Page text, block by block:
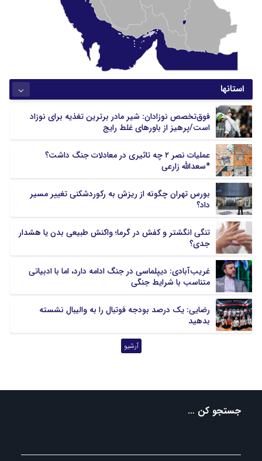
استانها
آذربایجان شرقی
اردبیل
اصفهان
البرز
بوشهر
چهارمحال بختیاری
خراسان رضوی
خوزستان
زنجان
سمنان
فارس
قزوین
قم
کهگیلویه و بویر احمد
گلستان
گیلان
مازندران
هرمزگان
یزد
فوق‌تخصص نوزادان: شیر مادر برترین تغذیه برای نوزاد
است/پرهیز از باورهای غلط رایج
عملیات نصر ۲ چه تاثیری در معادلات جنگ داشت؟
*سعدالله زارعی
بورس تهران چگونه از ریزش به رکوردشکنی تغییر مسیر
داد؟
تنگی انگشتر و کفش در گرما؛ واکنش طبیعی بدن یا هشدار
جدی؟
غریب‌آبادی: دیپلماسی در جنگ ادامه دارد، اما با ادبیاتی
متناسب با شرایط جنگی
رضایی: یک درصد بودجه فوتبال را به والیبال نشسته
بدهید
آرشیو
جستجو کن …